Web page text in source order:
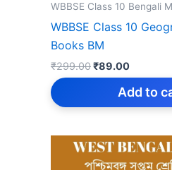
WBBSE Class 10 Bengali
WBBSE Class 10
Books BM
₹299.00Original
price
₹89.00Current
price
is:
Add to